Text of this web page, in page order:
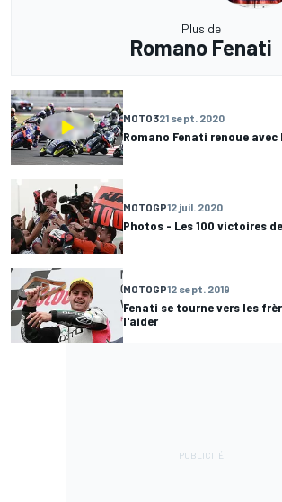
Plus de
Romano Fenati
MOTO321 sept. 2020
Romano Fenati renoue
MOTOGP12 juil. 2020
Photos - Les 100 victoires
MOTOGP12 sept. 2019
Fenati se tourne vers les
l'aider